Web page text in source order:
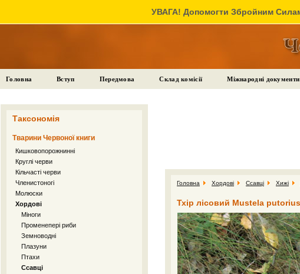
УВАГА! Допомогти Збройним Силам
Головна Вступ Передмова Склад комісії Міжнародні документи
Таксономія
Тварини Червоної книги
Кишковопорожнинні
Круглі черви
Кільчасті черви
Членистоногі
Молюски
Хордові
Міноги
Променепері риби
Земноводні
Плазуни
Птахи
Ссавці
Головна Хордові Ссавці Хижі
Тхір лісовий Mustela